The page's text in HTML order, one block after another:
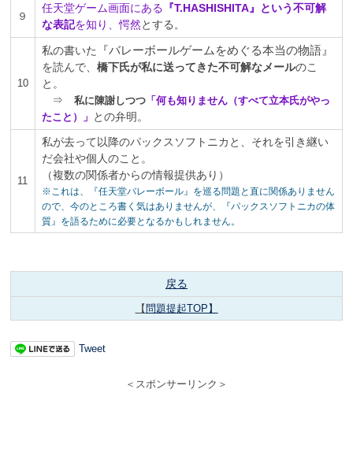
９
任天堂ゲーム画面にある 『T.HASHISHITA』という不可解
な表記を知り、愕然とする 。
10
私の書いた 『バレーボールゲームをめぐる本当の物語』
を読んで、 橋下氏が私に送ってきた不可解なメールのこ
と。
⇒
私に陳謝しつつ 「何も知りません（すべて立本氏がやっ
たこと）」 との弁明。
11
私が去って以降のパックスソフトニカと、それを引き継い
だ会社や個人のこと。
（複数の関係者からの情報提供あり）
※これは、『任天堂バレーボール』を巡る問題と直に関係ありません
ので、今のところ書く気はありませんが、『パックスソフトニカの体
質』を語るために必要となるかもしれません。
戻る
【 問題提起TOP】
Tweet
＜スポンサーリンク＞